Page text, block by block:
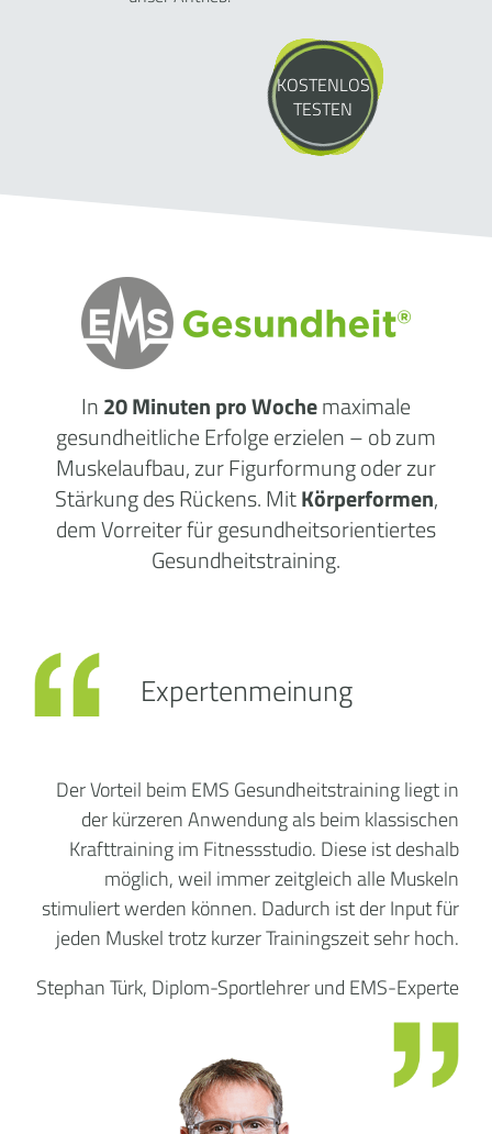
KOSTENLOS
TESTEN
In20 Minuten pro Wochemaximale
gesundheitlicheErfolgeerzielen – ob zum
Muskelaufbau, zur Figurformung oder zur
Stärkung des Rückens. MitKörperformen,
dem Vorreiter für gesundheitsorientiertes
Gesundheitstraining.
Der Vorteil beim EMS Gesundheitstraining liegt in
der kürzeren Anwendung als beim klassischen
Krafttraining im Fitnessstudio. Diese ist deshalb
möglich, weil immer zeitgleich alle Muskeln
stimuliert werden können. Dadurch ist der Input für
jeden Muskel trotz kurzer Trainingszeit sehr hoch.
Stephan Türk, Diplom-Sportlehrer und EMS-Experte
Expertenmeinung